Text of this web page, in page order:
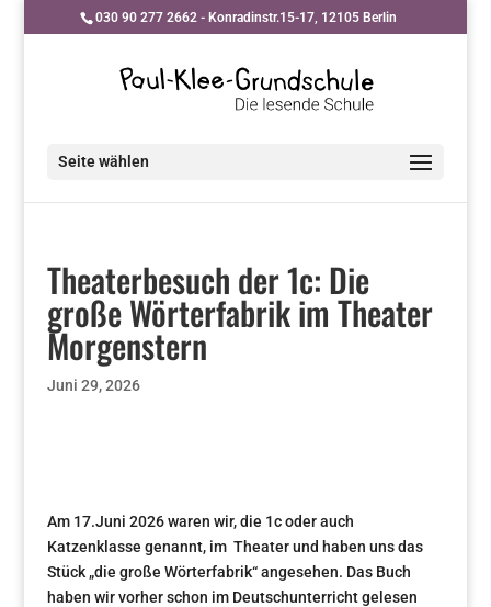
030 90 277 2662 - Konradinstr.15-17, 12105 Berlin
Seite wählen
Theaterbesuch der 1c: Die
große Wörterfabrik im Theater
Morgenstern
Juni 29, 2026
Am 17.Juni 2026 waren wir, die 1c oder auch
Katzenklasse genannt, im Theater und haben uns das
Stück „die große Wörterfabrik“ angesehen. Das Buch
haben wir vorher schon im Deutschunterricht gelesen